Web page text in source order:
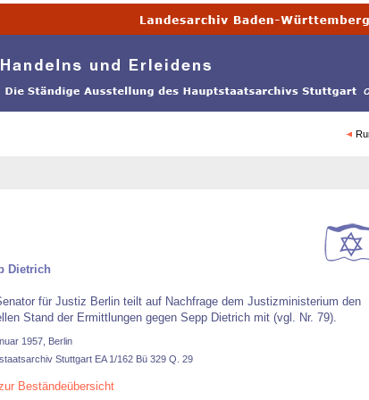
Dietrich
für Justiz Berlin teilt auf Nachfrage dem Justizministerium den
Stand der Ermittlungen gegen Sepp Dietrich mit (vgl. Nr. 79).
1957, Berlin
Stuttgart EA 1/162 Bü 329 Q. 29
Beständeübersicht